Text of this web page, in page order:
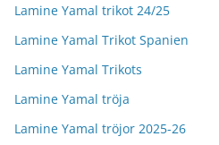
Lamine Yamal trikot 24/25
Lamine Yamal Trikot Spanien
Lamine Yamal Trikots
Lamine Yamal tröja
Lamine Yamal tröjor 2025-26